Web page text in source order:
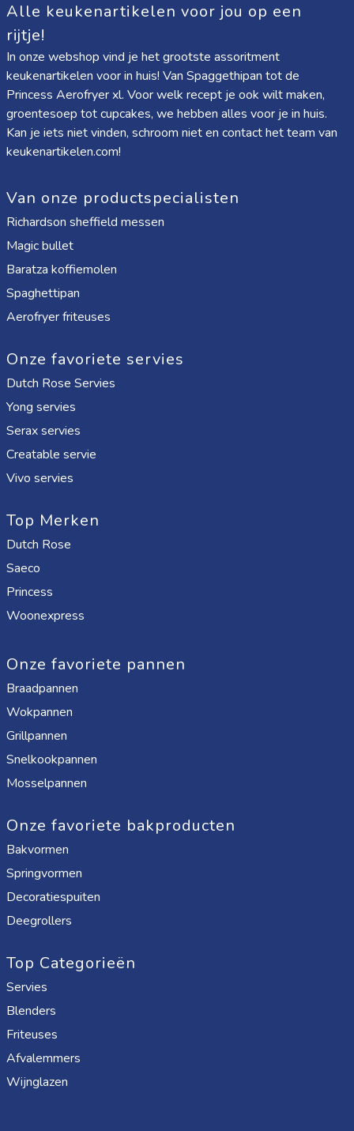
Alle keukenartikelen voor jou op een
rijtje!
In onze webshop vind je het grootste assoritment
keukenartikelen voor in huis! Van Spaggethipan tot de
Princess Aerofryer xl. Voor welk recept je ook wilt maken,
groentesoep tot cupcakes, we hebben alles voor je in huis.
Kan je iets niet vinden, schroom niet en contact het team van
keukenartikelen.com!
Van onze productspecialisten
Richardson sheffield messen
Magic bullet
Baratza koffiemolen
Spaghettipan
Aerofryer friteuses
Onze favoriete servies
Dutch Rose Servies
Yong servies
Serax servies
Creatable servie
Vivo servies
Top Merken
Dutch Rose
Saeco
Princess
Woonexpress
Onze favoriete pannen
Braadpannen
Wokpannen
Grillpannen
Snelkookpannen
Mosselpannen
Onze favoriete bakproducten
Bakvormen
Springvormen
Decoratiespuiten
Deegrollers
Top Categorieën
Servies
Blenders
Friteuses
Afvalemmers
Wijnglazen